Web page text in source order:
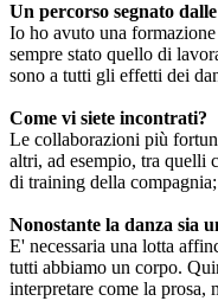
Un percorso segnato
Io ho avuto una
sempre stato quello di
sono a tutti gli effetti dei
Come vi siete incontrati?
Le collaborazioni più
altri, ad esempio, tra quelli
di training della
Nonostante la danza sia
E' necessaria una lotta
tutti abbiamo un corpo.
interpretare come la prosa,